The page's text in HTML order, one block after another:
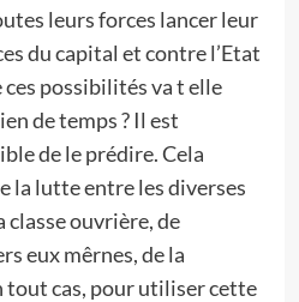
leurs forces lancer leur
du capital et contre l’Etat
possibilités va t elle
de temps ? Il est
de le prédire. Cela
la lutte entre les diverses
classe ouvrière, de
eux mêrnes, de la
cas, pour utiliser cette